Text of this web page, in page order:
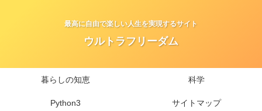
最高に自由で楽しい人生を実現するサイト
ウルトラフリーダム
暮らしの知恵 科学
Python3 サイトマップ